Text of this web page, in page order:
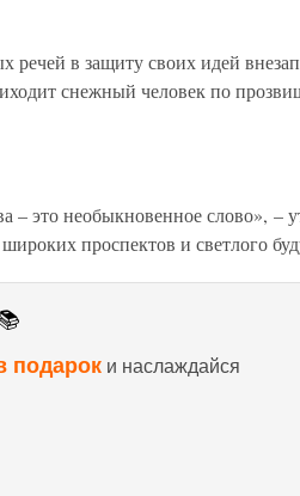
в защиту своих идей
снежный человек по
– это необыкновенное слово», –
проспектов и светлого
подарок и наслаждайся